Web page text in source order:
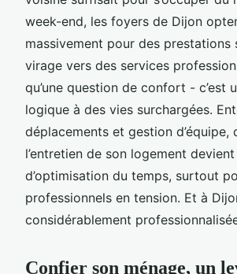
week-end, les foyers de Dijon
massivement pour des prestations
virage vers des services
qu’une question de confort - c’est
logique à des vies surchargées.
déplacements et gestion d’équipe,
l’entretien de son logement
d’optimisation du temps, surtout
professionnels en tension. Et à
considérablement
Confier son ménage, un